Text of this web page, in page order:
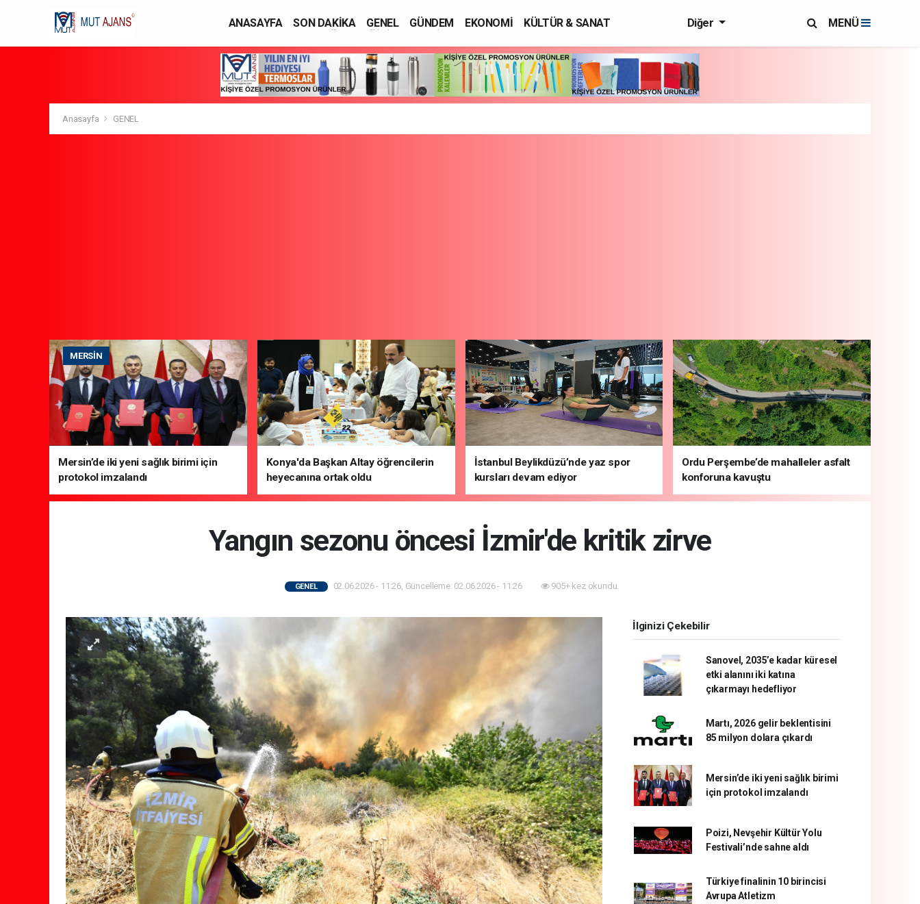
ANASAYFA SON DAKİKA GENEL GÜNDEM EKONOMİ
KÜLTÜR & SANAT
Diğer MENÜ
Anasayfa GENEL
MERSIN
Mersin’de iki yeni sağlık birimi için
protokol imzalandı
Konya'da Başkan Altay öğrencilerin
heyecanına ortak oldu
İstanbul Beylikdüzü’nde yaz spor
kursları devam ediyor
Ordu Perşembe’de mahalleler asfalt
konforuna kavuştu
Yangın sezonu öncesi İzmir'de kritik zirve
GENEL 02.06.2026 - 11:26, Güncelleme: 02.06.2026 - 11:26 905+ kez okundu.
İlginizi Çekebilir
Sanovel, 2035’e kadar küresel
etki alanını iki katına
çıkarmayı hedefliyor
Martı, 2026 gelir beklentisini
85 milyon dolara çıkardı
Mersin’de iki yeni sağlık birimi
için protokol imzalandı
Poizi, Nevşehir Kültür Yolu
Festivali’nde sahne aldı
Türkiye finalinin 10 birincisi
Avrupa Atletizm